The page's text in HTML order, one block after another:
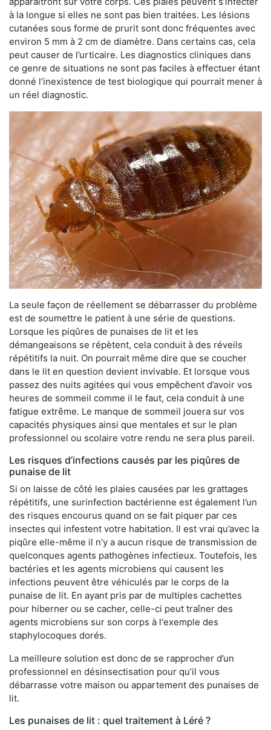
à la longue si elles ne sont pas bien traitées. Les lésions
cutanées sous forme de prurit sont donc fréquentes avec
environ 5 mm à 2 cm de diamètre. Dans certains cas, cela
peut causer de l’urticaire. Les diagnostics cliniques dans
ce genre de situations ne sont pas faciles à effectuer étant
donné l’inexistence de test biologique qui pourrait mener à
un réel diagnostic.
La seule façon de réellement se débarrasser du problème
est de soumettre le patient à une série de questions.
Lorsque les piqûres de punaises de lit et les
démangeaisons se répètent, cela conduit à des réveils
répétitifs la nuit. On pourrait même dire que se coucher
dans le lit en question devient invivable. Et lorsque vous
passez des nuits agitées qui vous empêchent d’avoir vos
heures de sommeil comme il le faut, cela conduit à une
fatigue extrême. Le manque de sommeil jouera sur vos
capacités physiques ainsi que mentales et sur le plan
professionnel ou scolaire votre rendu ne sera plus pareil.
Les risques d’infections causés par les piqûres de
punaise de lit
Si on laisse de côté les plaies causées par les grattages
répétitifs, une surinfection bactérienne est également l’un
des risques encourus quand on se fait piquer par ces
insectes qui infestent votre habitation. Il est vrai qu’avec la
piqûre elle-même il n’y a aucun risque de transmission de
quelconques agents pathogènes infectieux. Toutefois, les
bactéries et les agents microbiens qui causent les
infections peuvent être véhiculés par le corps de la
punaise de lit. En ayant pris par de multiples cachettes
pour hiberner ou se cacher, celle-ci peut traîner des
agents microbiens sur son corps à l'exemple des
staphylocoques dorés.
La meilleure solution est donc de se rapprocher d’un
professionnel en désinsectisation pour qu’il vous
débarrasse votre maison ou appartement des punaises de
lit.
Les punaises de lit : quel traitement à Léré ?